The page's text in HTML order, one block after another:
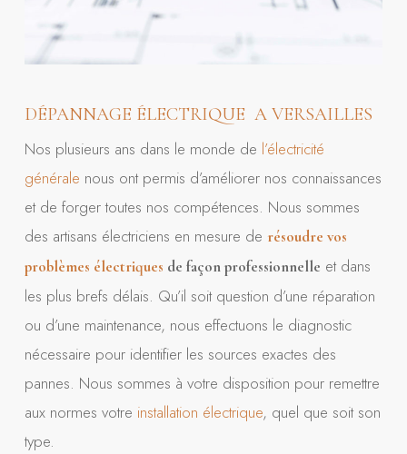
DÉPANNAGE ÉLECTRIQUE A VERSAILLES
Nos plusieurs ans dans le monde de l’électricité
générale nous ont permis d’améliorer nos connaissances
et de forger toutes nos compétences. Nous sommes
des artisans électriciens en mesure de résoudre vos
problèmes électriques de façon professionnelle et dans
les plus brefs délais. Qu’il soit question d’une réparation
ou d’une maintenance, nous effectuons le diagnostic
nécessaire pour identifier les sources exactes des
pannes. Nous sommes à votre disposition pour remettre
aux normes votre installation électrique, quel que soit son
type.